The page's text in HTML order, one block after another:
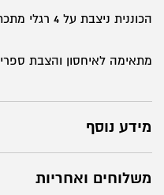
הכוננית ניצבת על 4 רגלי מתכת , כוננית יפייפיה ופרקטית במיוחד,
מתאימה לאיחסון והצבת
מידע נוסף
משלוחים ואחריות